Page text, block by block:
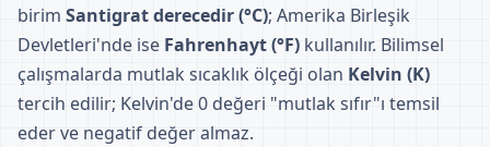
birim Santigrat derecedir (°C); Amerika Birleşik
Devletleri'nde ise Fahrenhayt (°F) kullanılır. Bilimsel
çalışmalarda mutlak sıcaklık ölçeği olan Kelvin (K)
tercih edilir; Kelvin'de 0 değeri "mutlak sıfır"ı temsil
eder ve negatif değer almaz.